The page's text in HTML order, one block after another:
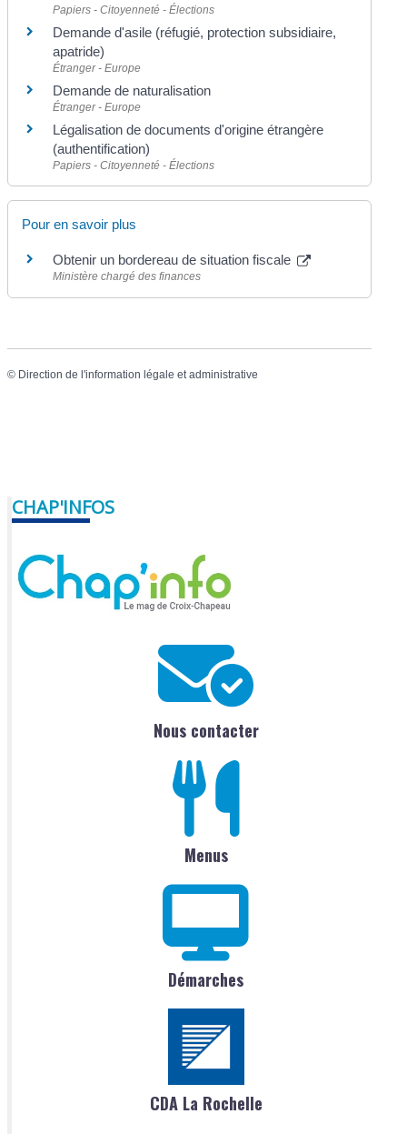
Papiers - Citoyenneté - Élections
Demande d'asile (réfugié, protection subsidiaire,
apatride)
Étranger - Europe
Demande de naturalisation
Étranger - Europe
Légalisation de documents d'origine étrangère
(authentification)
Papiers - Citoyenneté - Élections
Pour en savoir plus
Obtenir un bordereau de situation fiscale
Ministère chargé des finances
© Direction de l'information légale et administrative
CHAP'INFOS
Nous contacter
Menus
Démarches
CDA La Rochelle